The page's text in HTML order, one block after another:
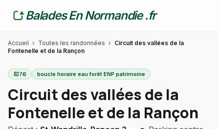
Balades En Normandie .fr
Accueil › Toutes les randonnées › Circuit des vallées de la
Fontenelle et de la Rançon
map76 boucle horaire eau forêt ENP patrimoine
Circuit des vallées de la
Fontenelle et de la Rançon